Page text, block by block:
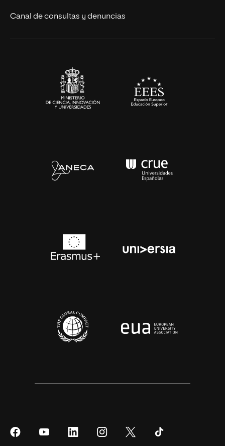
Eventos
Canal de consultas y denuncias
SíguenosSíguenos
SíguenosSíguenos Síguenos